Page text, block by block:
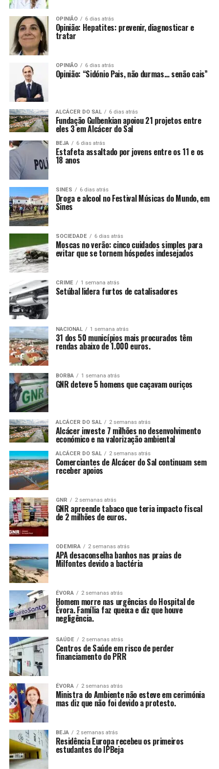
OPINIÃO 6 dias atrás
Opinião: Hepatites: prevenir, diagnosticar e
tratar
OPINIÃO 6 dias atrás
Opinião: “Sidónio Pais, não durmas… senão cais”
ALCÁCER DO SAL 6 dias atrás
Fundação Gulbenkian apoiou 21 projetos entre
eles 3 em Alcácer do Sal
BEJA 6 dias atrás
Estafeta assaltado por jovens entre os 11 e os
18 anos
SINES 6 dias atrás
Droga e alcool no Festival Músicas do Mundo, em
Sines
SOCIEDADE 6 dias atrás
Moscas no verão: cinco cuidados simples para
evitar que se tornem hóspedes indesejados
CRIME 1 semana atrás
Setúbal lidera furtos de catalisadores
NACIONAL 1 semana atrás
31 dos 50 municípios mais procurados têm
rendas abaixo de 1.000 euros.
BORBA 1 semana atrás
GNR deteve 5 homens que caçavam ouriços
ALCÁCER DO SAL 2 semanas atrás
Alcácer investe 7 milhões no desenvolvimento
económico e na valorização ambiental
ALCÁCER DO SAL 2 semanas atrás
Comerciantes de Alcácer do Sal continuam sem
receber apoios
GNR 2 semanas atrás
GNR apreende tabaco que teria impacto fiscal
de 2 milhões de euros.
ODEMIRA 2 semanas atrás
APA desaconselha banhos nas praias de
Milfontes devido a bactéria
ÉVORA 2 semanas atrás
Homem morre nas urgências do Hospital de
Évora. Família faz queixa e diz que houve
negligência.
SAÚDE 2 semanas atrás
Centros de Saúde em risco de perder
financiamento do PRR
ÉVORA 2 semanas atrás
Ministra do Ambiente não esteve em cerimónia
mas diz que não foi devido a protesto.
BEJA 2 semanas atrás
Residência Europa recebeu os primeiros
estudantes do IPBeja